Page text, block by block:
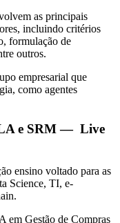
as principais
incluindo critérios
formulação de
outros.
empresarial que
como agentes
e SRM — Live
ensino voltado para as
Science, TI, e-
em Gestão de Compras